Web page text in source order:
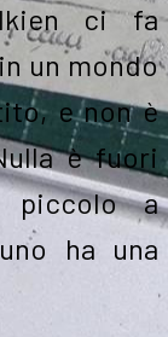
ci fa
un mondo
e non è
è fuori
piccolo a
ha una